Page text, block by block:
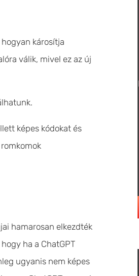
hogyan károsítja
válik, mivel ez az új
képes kódokat és
hamarosan elkezdték
ha a ChatGPT
ugyanis nem képes